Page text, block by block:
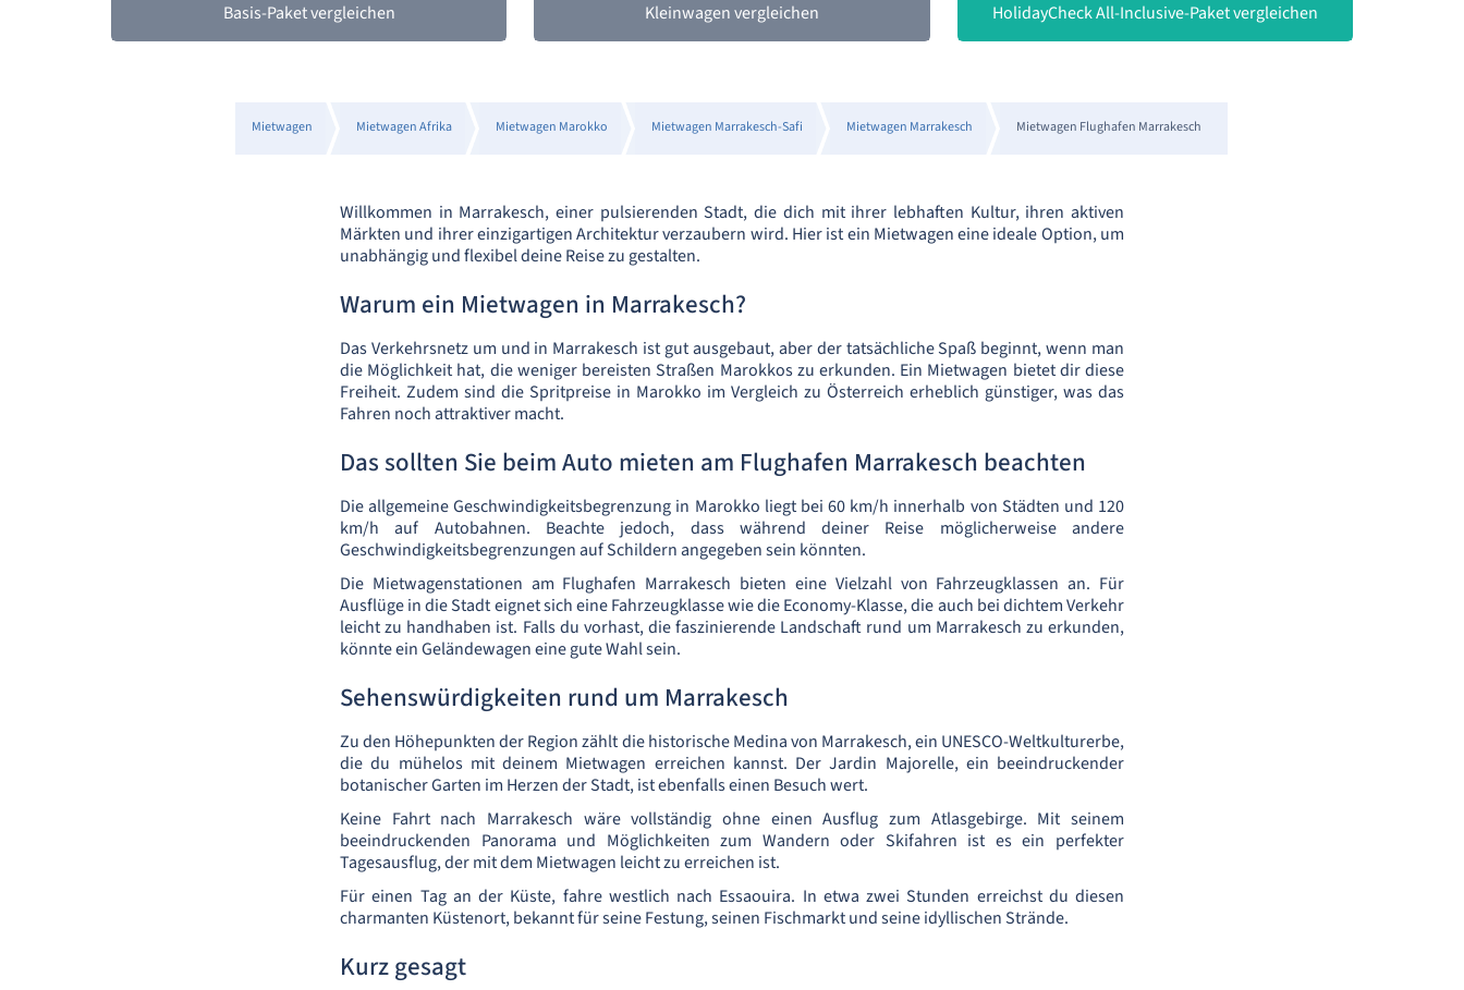
Basis-Paket vergleichen Kleinwagen vergleichen HolidayCheck All-Inclusive-Paket vergleichen
Mietwagen Mietwagen Afrika Mietwagen Marokko Mietwagen Marrakesch-Safi Mietwagen Marrakesch Mietwagen Flughafen Marrakesch
Willkommen in Marrakesch, einer pulsierenden Stadt, die dich mit ihrer lebhaften Kultur, ihren aktiven
Märkten und ihrer einzigartigen Architektur verzaubern wird. Hier ist ein Mietwagen eine ideale Option, um
unabhängig und flexibel deine Reise zu gestalten.
Warum ein Mietwagen in Marrakesch?
Das Verkehrsnetz um und in Marrakesch ist gut ausgebaut, aber der tatsächliche Spaß beginnt, wenn man
die Möglichkeit hat, die weniger bereisten Straßen Marokkos zu erkunden. Ein Mietwagen bietet dir diese
Freiheit. Zudem sind die Spritpreise in Marokko im Vergleich zu Österreich erheblich günstiger, was das
Fahren noch attraktiver macht.
Das sollten Sie beim Auto mieten am Flughafen Marrakesch beachten
Die allgemeine Geschwindigkeitsbegrenzung in Marokko liegt bei 60 km/h innerhalb von Städten und 120
km/h auf Autobahnen. Beachte jedoch, dass während deiner Reise möglicherweise andere
Geschwindigkeitsbegrenzungen auf Schildern angegeben sein könnten.
Die Mietwagenstationen am Flughafen Marrakesch bieten eine Vielzahl von Fahrzeugklassen an. Für
Ausflüge in die Stadt eignet sich eine Fahrzeugklasse wie die Economy-Klasse, die auch bei dichtem Verkehr
leicht zu handhaben ist. Falls du vorhast, die faszinierende Landschaft rund um Marrakesch zu erkunden,
könnte ein Geländewagen eine gute Wahl sein.
Sehenswürdigkeiten rund um Marrakesch
Zu den Höhepunkten der Region zählt die historische Medina von Marrakesch, ein UNESCO-Weltkulturerbe,
die du mühelos mit deinem Mietwagen erreichen kannst. Der Jardin Majorelle, ein beeindruckender
botanischer Garten im Herzen der Stadt, ist ebenfalls einen Besuch wert.
Keine Fahrt nach Marrakesch wäre vollständig ohne einen Ausflug zum Atlasgebirge. Mit seinem
beeindruckenden Panorama und Möglichkeiten zum Wandern oder Skifahren ist es ein perfekter
Tagesausflug, der mit dem Mietwagen leicht zu erreichen ist.
Für einen Tag an der Küste, fahre westlich nach Essaouira. In etwa zwei Stunden erreichst du diesen
charmanten Küstenort, bekannt für seine Festung, seinen Fischmarkt und seine idyllischen Strände.
Kurz gesagt